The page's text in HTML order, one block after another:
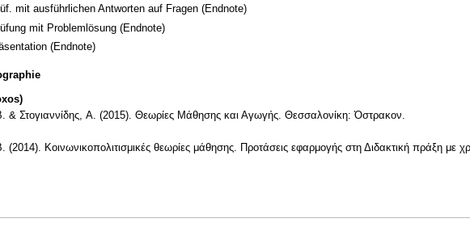
mit ausführlichen Antworten auf Fragen (Endnote)
mit Problemlösung (Endnote)
(Endnote)
& Στογιαννίδης, A. (2015). Θεωρίες Μάθησης και Αγωγής. Θεσσαλονίκη: Όστρακον.
Κοινωνικοπολιτισμικές θεωρίες μάθησης. Προτάσεις εφαρμογής στη Διδακτική πράξη